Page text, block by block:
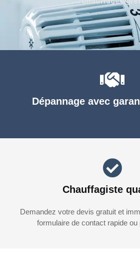
Dépannage avec
Chauffagiste
Demandez votre devis gratuit et
formulaire de contact rapide ou